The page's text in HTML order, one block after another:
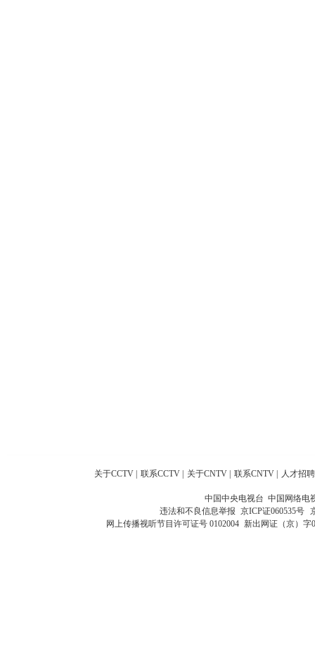
关于CCTV 联系CCTV 关于CNTV 联系CNTV 人才招聘
中国中央电视台 中国网络电
违法和不良信息举报 京ICP证060535号
网上传播视听节目许可证号 0102004 新出网证（京）